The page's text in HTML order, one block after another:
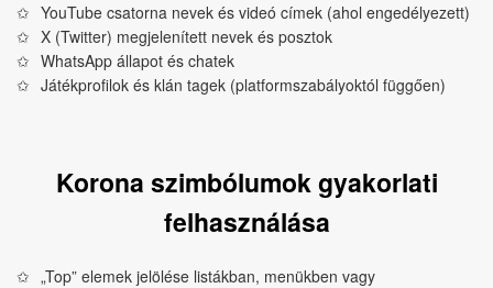
YouTube csatorna nevek és videó címek (ahol engedélyezett)
X (Twitter) megjelenített nevek és posztok
WhatsApp állapot és chatek
Játékprofilok és klán tagek (platformszabályoktól függően)
Korona szimbólumok gyakorlati
felhasználása
„Top” elemek jelölése listákban, menükben vagy